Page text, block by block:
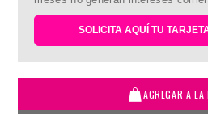
SOLICITA AQUÍ TU
AGREGAR A LA